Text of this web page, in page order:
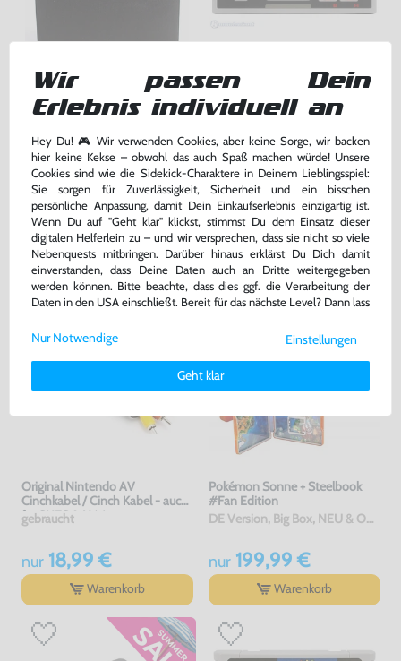
Schuber / Dust-Sleeve
ohne Nintendo Logo, gebraucht
jetzt nur1,20 €
Warenkorb
Original Controller NES-004E
[Nintendo]
gebraucht
jetzt nur17,99 €
Warenkorb
DAS HABEN ANDERE DAZU
GEKAUFT
Original Nintendo AV
Cinchkabel / Cinch Kabel - auch
für SNES & N64
gebraucht
nur18,99 €
Warenkorb
Pokémon Sonne + Steelbook
#Fan Edition
DE Version, Big Box, NEU & OVP
nur199,99 €
Warenkorb
Wir passen Dein
Erlebnis individuell an
Hey Du! 🎮 Wir verwenden Cookies, aber keine Sorge, wir backen
hier keine Kekse – obwohl das auch Spaß machen würde! Unsere
Cookies sind wie die Sidekick-Charaktere in Deinem Lieblingsspiel:
Sie sorgen für Zuverlässigkeit, Sicherheit und ein bisschen
persönliche Anpassung, damit Dein Einkaufserlebnis einzigartig ist.
Wenn Du auf "Geht klar" klickst, stimmst Du dem Einsatz dieser
digitalen Helferlein zu – und wir versprechen, dass sie nicht so viele
Nebenquests mitbringen. Darüber hinaus erklärst Du Dich damit
einverstanden, dass Deine Daten auch an Dritte weitergegeben
werden können. Bitte beachte, dass dies ggf. die Verarbeitung der
Daten in den USA einschließt. Bereit für das nächste Level? Dann lass
Weitere Informationen zu den von uns verwendeten Cookies und
Deinen Rechten als Nutzer findest Du in unsererDaten­schutz­
Impressum.
Einstellungen
Geht klar
Nur Notwendige